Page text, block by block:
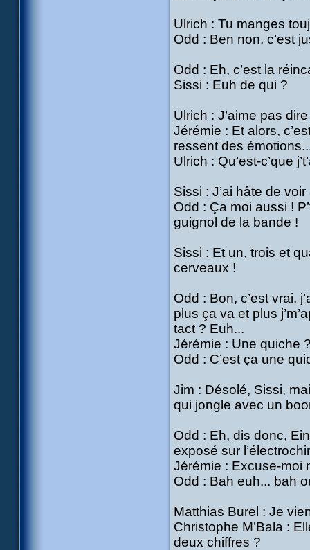
Ulrich : Tu manges
Odd : Ben non, c’est
Odd : Eh, c’est la
Sissi : Euh de qui ?
Ulrich : J’aime pas
Jérémie : Et alors,
ressent des
Ulrich : Qu’est-c’que
Sissi : J’ai hâte de
Odd : Ça moi aussi !
guignol de la bande !
Sissi : Et un, trois et
cerveaux !
Odd : Bon, c’est vrai,
plus ça va et plus
tact ? Euh...
Jérémie : Une quiche
Odd : C’est ça une
Jim : Désolé, Sissi,
qui jongle avec un
Odd : Eh, dis donc,
exposé sur
Jérémie : Excuse-moi
Odd : Bah euh... bah
Matthias Burel : Je
Christophe M’Bala :
deux chiffres ?